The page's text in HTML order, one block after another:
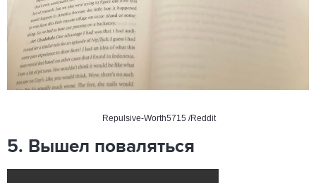
Repulsive-Worth5715 /Reddit
5. Вышел поваляться